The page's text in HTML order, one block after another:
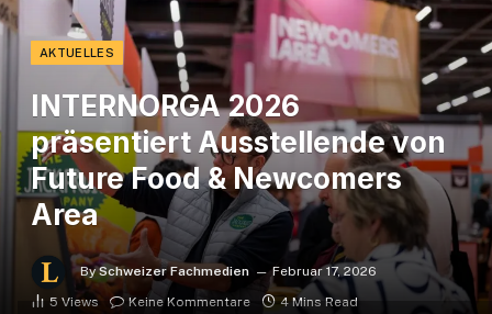
AKTUELLES
INTERNORGA 2026
präsentiert Ausstellende von
Future Food & Newcomers
Area
By Schweizer Fachmedien
Februar 17, 2026
5 Views Keine Kommentare 4 Mins Read